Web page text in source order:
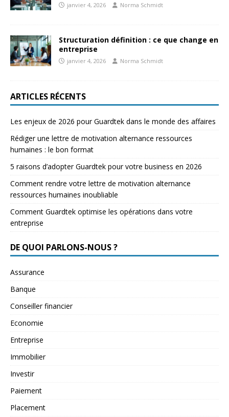
janvier 4, 2026 Norma Schmidt
Structuration définition : ce que change en
entreprise
janvier 4, 2026 Norma Schmidt
ARTICLES RÉCENTS
Les enjeux de 2026 pour Guardtek dans le monde des affaires
Rédiger une lettre de motivation alternance ressources
humaines : le bon format
5 raisons d’adopter Guardtek pour votre business en 2026
Comment rendre votre lettre de motivation alternance
ressources humaines inoubliable
Comment Guardtek optimise les opérations dans votre
entreprise
DE QUOI PARLONS-NOUS ?
Assurance
Banque
Conseiller financier
Economie
Entreprise
Immobilier
Investir
Paiement
Placement